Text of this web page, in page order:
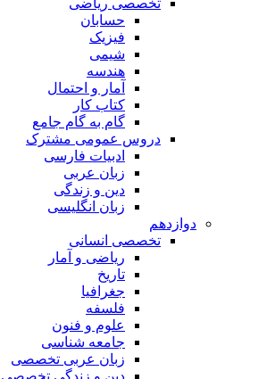
تخصصی ریاضی
حسابان
فیزیک
شیمی
هندسه
آمار و احتمال
کتاب کار
گام به گام جامع
دروس عمومی مشترک
ادبیات فارسی
زبان عربی
دین و زندگی
زبان انگلیسی
دوازدهم
تخصصی انسانی
ریاضی و آمار
تاریخ
جغرافیا
فلسفه
علوم و فنون
جامعه شناسی
زبان عربی تخصصی